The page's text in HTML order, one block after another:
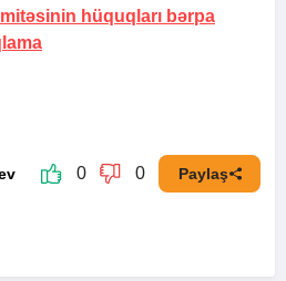
hüquqları bərpa
0 0 Paylaş